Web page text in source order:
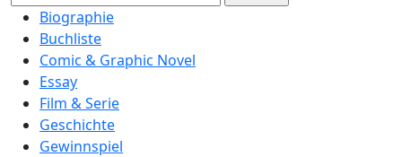
nach:Biographie
Buchliste
Comic & Graphic Novel
Essay
Film & Serie
Geschichte
Gewinnspiel